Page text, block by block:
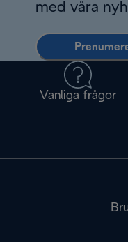
med våra
Vanliga frågor